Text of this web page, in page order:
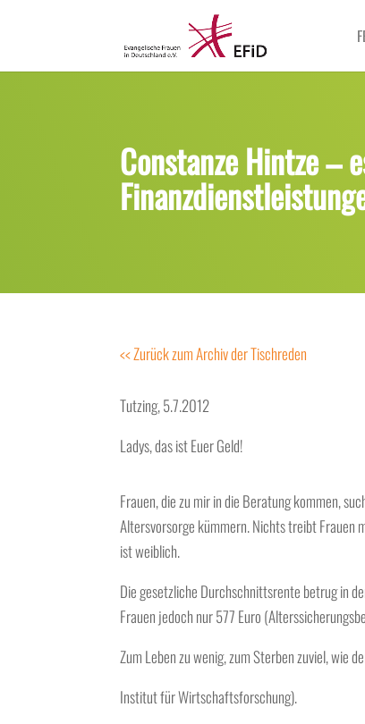
Constanze Hintze –
<< Zurück zum Archiv der Tischreden
Tutzing, 5.7.2012
Ladys, das ist Euer Geld!
Frauen, die zu mir in die Beratung kommen,
Altersvorsorge kümmern. Nichts treibt Frauen
ist weiblich.
Die gesetzliche Durchschnittsrente betrug in
Frauen jedoch nur 577 Euro
Zum Leben zu wenig, zum Sterben zuviel, wie
Institut für Wirtschaftsforschung).